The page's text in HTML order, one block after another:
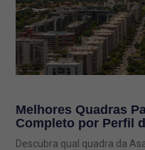
Melhores Quadras
Completo por Perfil
Descubra qual quadra da